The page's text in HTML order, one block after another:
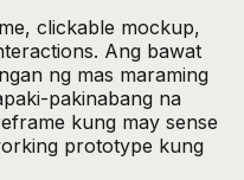
clickable mockup,
Ang bawat
ng mas maraming
pakinabang na
kung may sense
prototype kung